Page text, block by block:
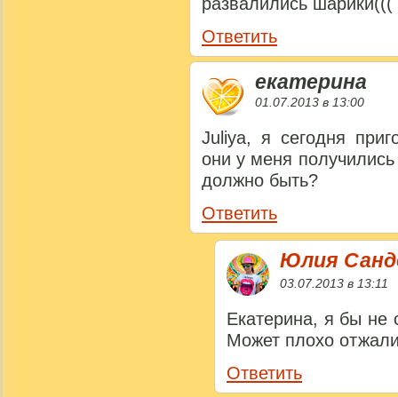
Ответить
екатерина
01.07.2013 в 13:00
Juliya, я сегодня
они у меня
должно быть?
Ответить
Юлия
03.07.2013 в 13:11
Екатерина, я бы не
Может плохо
Ответить